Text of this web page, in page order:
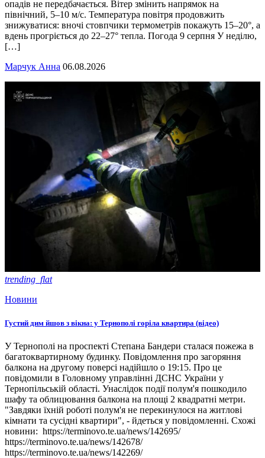
опадів не передбачається. Вітер змінить напрямок на
північний, 5–10 м/с. Температура повітря продовжить
знижуватися: вночі стовпчики термометрів покажуть 15–20°, а
вдень прогріється до 22–27° тепла. Погода 9 серпня У неділю,
[…]
Марчук Анна 06.08.2026
trending_flat
Новини
Густий дим йшов з вікна: у Тернополі горіла квартира (відео)
У Тернополі на проспекті Степана Бандери сталася пожежа в
багатоквартирному будинку. Повідомлення про загоряння
балкона на другому поверсі надійшло о 19:15. Про це
повідомили в Головному управлінні ДСНС України у
Тернопільській області. Унаслідок події полум'я пошкодило
шафу та облицювання балкона на площі 2 квадратні метри.
"Завдяки їхній роботі полум'я не перекинулося на житлові
кімнати та сусідні квартири", - йдеться у повідомленні. Схожі
новини: https://terminovo.te.ua/news/142695/
https://terminovo.te.ua/news/142678/
https://terminovo.te.ua/news/142269/